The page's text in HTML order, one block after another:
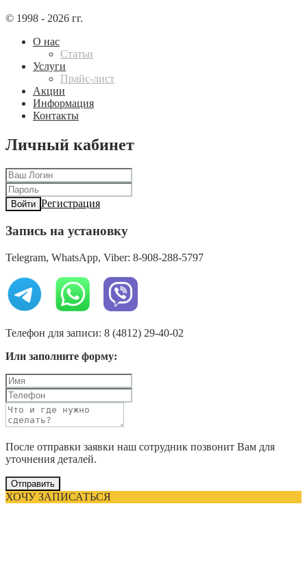
© 1998 - 2026 гг.
О нас
Статьи
Услуги
Прайс-лист
Акции
Информация
Контакты
Личный кабинет
Войти Регистрация
Запись на установку
Telegram, WhatsApp, Viber: 8-908-288-5797
Телефон для записи: 8 (4812) 29-40-02
Или заполните форму:
После отправки заявки наш сотрудник позвонит Вам для
уточнения деталей.
Отправить
ХОЧУ ЗАПИСАТЬСЯ